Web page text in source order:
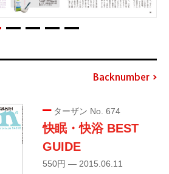
Backnumber
ターザン No. 674
快眠・快浴 BEST
GUIDE
550円 — 2015.06.11